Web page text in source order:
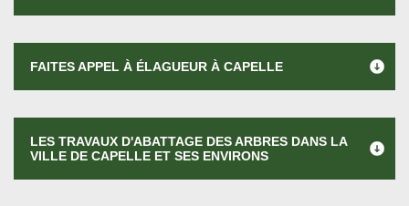
FAITES APPEL À ÉLAGUEUR À CAPELLE
LES TRAVAUX D'ABATTAGE DES ARBRES DANS LA
VILLE DE CAPELLE ET SES ENVIRONS